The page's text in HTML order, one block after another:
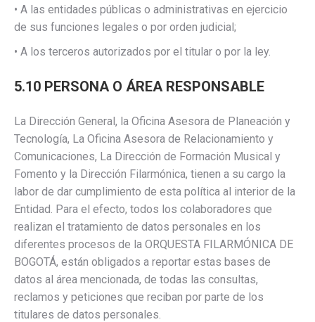
• A las entidades públicas o administrativas en ejercicio
de sus funciones legales o por orden judicial;
• A los terceros autorizados por el titular o por la ley.
5.10 PERSONA O ÁREA RESPONSABLE
La Dirección General, la Oficina Asesora de Planeación y
Tecnología, La Oficina Asesora de Relacionamiento y
Comunicaciones, La Dirección de Formación Musical y
Fomento y la Dirección Filarmónica, tienen a su cargo la
labor de dar cumplimiento de esta política al interior de la
Entidad. Para el efecto, todos los colaboradores que
realizan el tratamiento de datos personales en los
diferentes procesos de la ORQUESTA FILARMÓNICA DE
BOGOTÁ, están obligados a reportar estas bases de
datos al área mencionada, de todas las consultas,
reclamos y peticiones que reciban por parte de los
titulares de datos personales.